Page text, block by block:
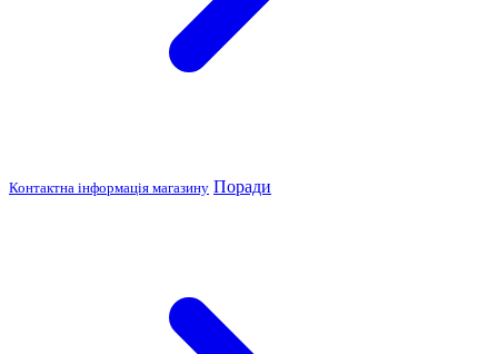
Контактна інформація магазину Поради